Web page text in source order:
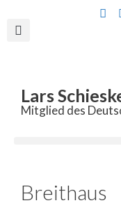
Lars
Mitglied des
Breithaus